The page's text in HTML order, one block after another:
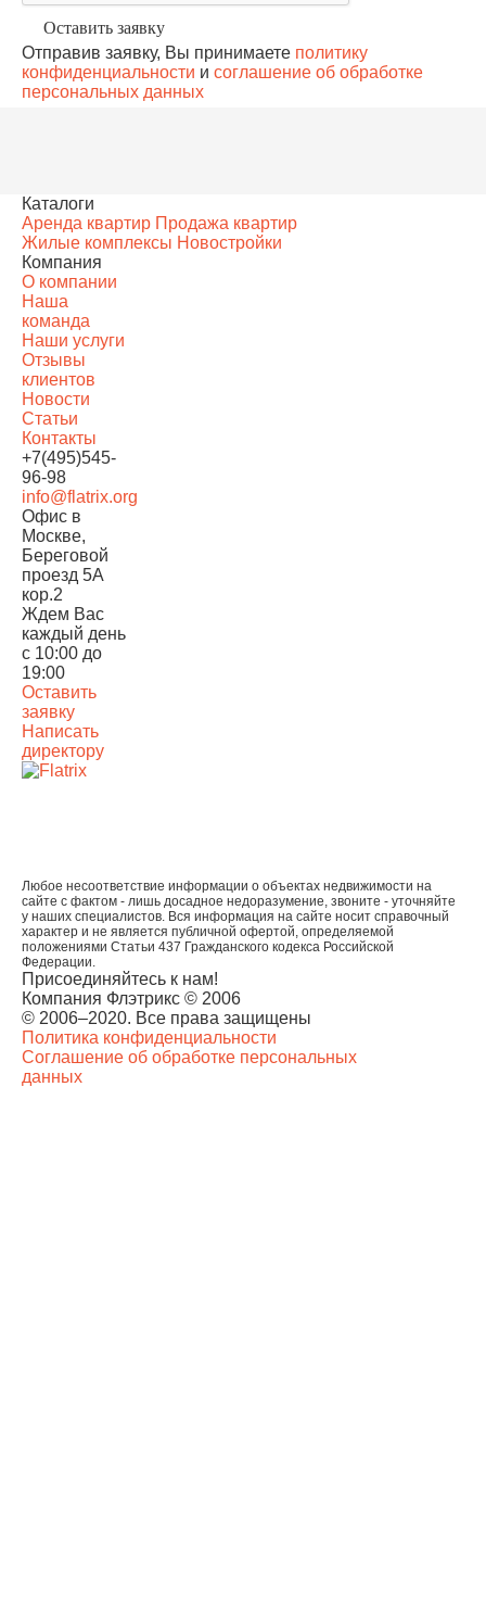
Отправив заявку, Вы принимаете политику
конфиденциальности и соглашение об обработке
персональных данных
Каталоги
Аренда квартир Продажа квартир
Жилые комплексы Новостройки
Компания
О компании
Наша
команда
Наши услуги
Отзывы
клиентов
Новости
Статьи
Контакты
+7(495)545-
96-98
info@flatrix.org
Офис в
Москве,
Береговой
проезд 5А
кор.2
Ждем Вас
каждый день
с 10:00 до
19:00
Оставить
заявку
Написать
директору
Любое несоответствие информации о объектах недвижимости на
сайте с фактом - лишь досадное недоразумение, звоните - уточняйте
у наших специалистов. Вся информация на сайте носит справочный
характер и не является публичной офертой, определяемой
положениями Статьи 437 Гражданского кодекса Российской
Федерации.
Присоединяйтесь к нам!
Компания Флэтрикс © 2006
© 2006–2020. Все права защищены
Политика конфиденциальности
Соглашение об обработке персональных
данных